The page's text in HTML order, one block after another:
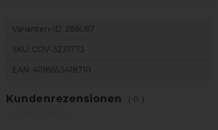
Varianten-ID: 286087
SKU: COV-3231773
EAN: 4018653418710
Kundenrezensionen (0)